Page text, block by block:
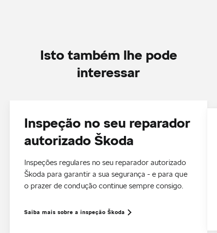
Isto também lhe pode
interessar
Inspeção no seu reparador
autorizado Škoda
Inspeções regulares no seu reparador autorizado
Škoda para garantir a sua segurança - e para que
o prazer de condução continue sempre consigo.
Saiba mais sobre a inspeção Škoda